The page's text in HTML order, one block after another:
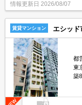
情報更新日 2026/08/07
賃貸マンション エシッ
都
東
築